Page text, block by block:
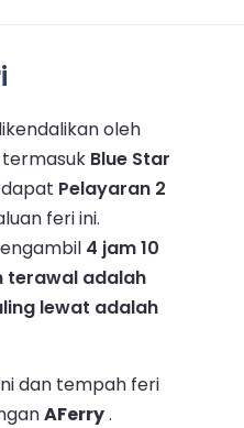
oleh
Blue Star
Pelayaran 2
feri ini.
4 jam 10
terawal adalah
lewat adalah
dan tempah feri
AFerry.